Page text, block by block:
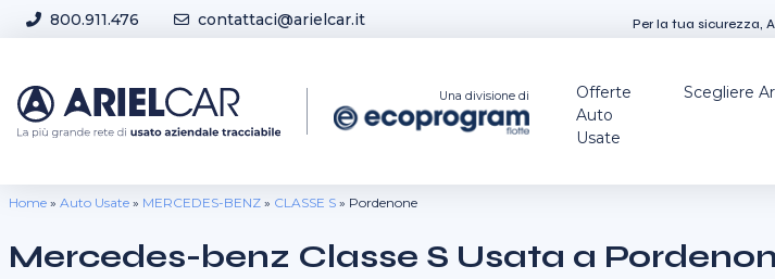
Skip to content
800.911.476
contattaci@arielcar.it
Per la tua sicurezza,
Una divisione di
Offerte
Auto
Usate
Scegliere
Home » Auto Usate » MERCEDES-BENZ » CLASSE S » Pordenone
Mercedes-benz Classe S Usata a